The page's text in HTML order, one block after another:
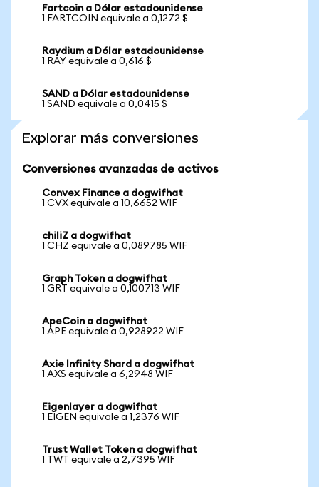
Fartcoin a Dólar estadounidense
1 FARTCOIN equivale a 0,1272 $
Raydium a Dólar estadounidense
1 RAY equivale a 0,616 $
SAND a Dólar estadounidense
1 SAND equivale a 0,0415 $
Explorar más conversiones
Conversiones avanzadas de activos
Convex Finance a dogwifhat
1 CVX equivale a 10,6652 WIF
chiliZ a dogwifhat
1 CHZ equivale a 0,089785 WIF
Graph Token a dogwifhat
1 GRT equivale a 0,100713 WIF
ApeCoin a dogwifhat
1 APE equivale a 0,928922 WIF
Axie Infinity Shard a dogwifhat
1 AXS equivale a 6,2948 WIF
Eigenlayer a dogwifhat
1 EIGEN equivale a 1,2376 WIF
Trust Wallet Token a dogwifhat
1 TWT equivale a 2,7395 WIF